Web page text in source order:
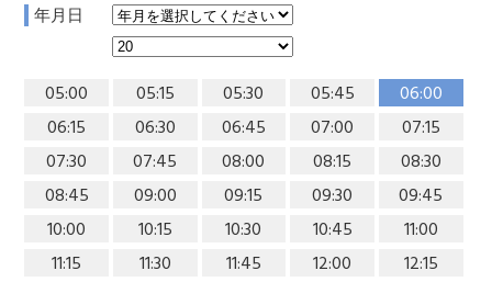
年月日
05:00 05:15 05:30 05:45
06:00
06:15
06:30 06:45 07:00
07:15
07:30
07:45 08:00 08:15
08:30
08:45
09:00 09:15 09:30
09:45
10:00
10:15 10:30 10:45
11:00
11:15
11:30 11:45 12:00
12:15